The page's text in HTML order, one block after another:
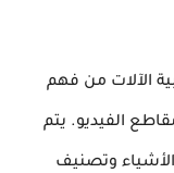
الآلات من فهم
الفيديو. يتم
وتصنيف